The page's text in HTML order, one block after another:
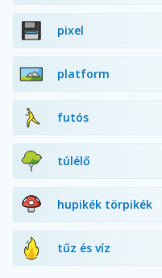
pixel
platform
futós
túlélő
hupikék törpikék
tűz és víz